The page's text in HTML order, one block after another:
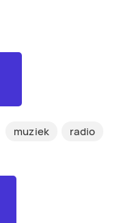
muziek radio